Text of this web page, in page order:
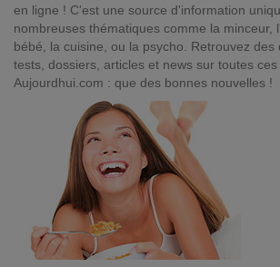
en ligne ! C'est une source d'information
nombreuses thématiques comme la minceur,
bébé, la cuisine, ou la psycho. Retrouvez des
tests, dossiers, articles et news sur toutes ces
Aujourdhui.com : que des bonnes nouvelles !